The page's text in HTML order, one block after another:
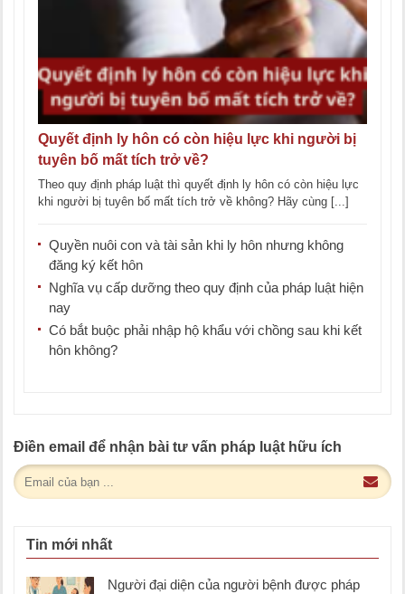
Quyết định ly hôn có còn hiệu lực khi người bị
tuyên bố mất tích trở về?
Theo quy định pháp luật thì quyết định ly hôn có còn hiệu lực
khi người bị tuyên bố mất tích trở về không? Hãy cùng [...]
Quyền nuôi con và tài sản khi ly hôn nhưng không
đăng ký kết hôn
Nghĩa vụ cấp dưỡng theo quy định của pháp luật hiện
nay
Có bắt buộc phải nhập hộ khẩu với chồng sau khi kết
hôn không?
Điền email để nhận bài tư vấn pháp luật hữu ích
Tin mới nhất
Người đại diện của người bệnh được pháp